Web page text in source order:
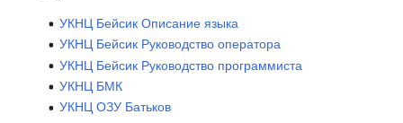
УКНЦ Бейсик Описание языка
УКНЦ Бейсик Руководство оператора
УКНЦ Бейсик Руководство программиста
УКНЦ БМК
УКНЦ ОЗУ Батьков